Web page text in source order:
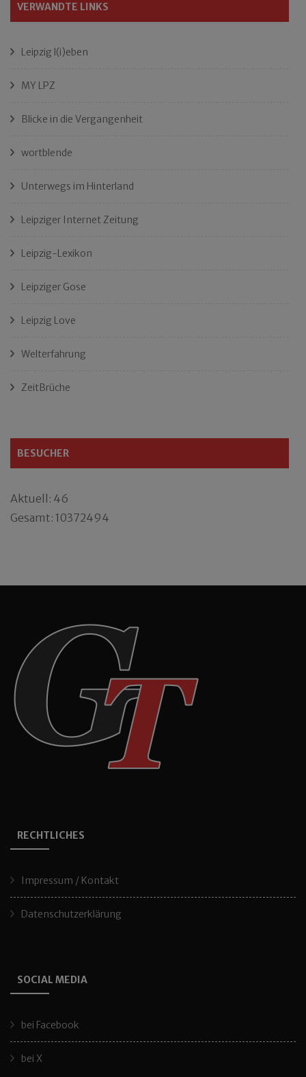
VERWANDTE LINKS
Leipzig l(i)eben
MY LPZ
Blicke in die Vergangenheit
wortblende
Unterwegs im Hinterland
Leipziger Internet Zeitung
Leipzig-Lexikon
Leipziger Gose
Leipzig Love
Welterfahrung
ZeitBrüche
BESUCHER
Aktuell: 46
Gesamt: 10372494
RECHTLICHES
Impressum / Kontakt
Datenschutzerklärung
SOCIAL MEDIA
bei Facebook
bei X